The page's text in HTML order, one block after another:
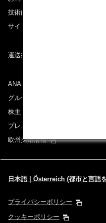
技術的なお問い合わせ（推奨環境
サイトマップ
運送約款
ANAグループについて
グループ企業一覧
株主・投資家情報
プレスリリース
欧州採用情報
日本語 | Österreich (都市と言語
プライバシーポリシー
クッキーポリシー